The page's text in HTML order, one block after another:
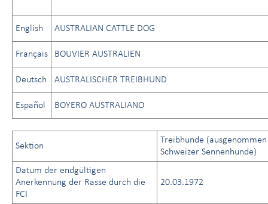
English AUSTRALIAN CATTLE DOG
Français BOUVIER AUSTRALIEN
Deutsch AUSTRALISCHER TREIBHUND
Español BOYERO AUSTRALIANO
Sektion
Treibhunde (ausgenommen
Schweizer Sennenhunde)
Datum der endgültigen
Anerkennung der Rasse durch die
FCI
20.03.1972